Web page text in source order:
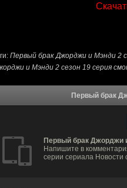
Первый брак Джорджи и Мэнди 2
и Мэнди 2 сезон 19 серия
Первый брак
Первый брак Джорджи
Напишите в
серии сериала Новости